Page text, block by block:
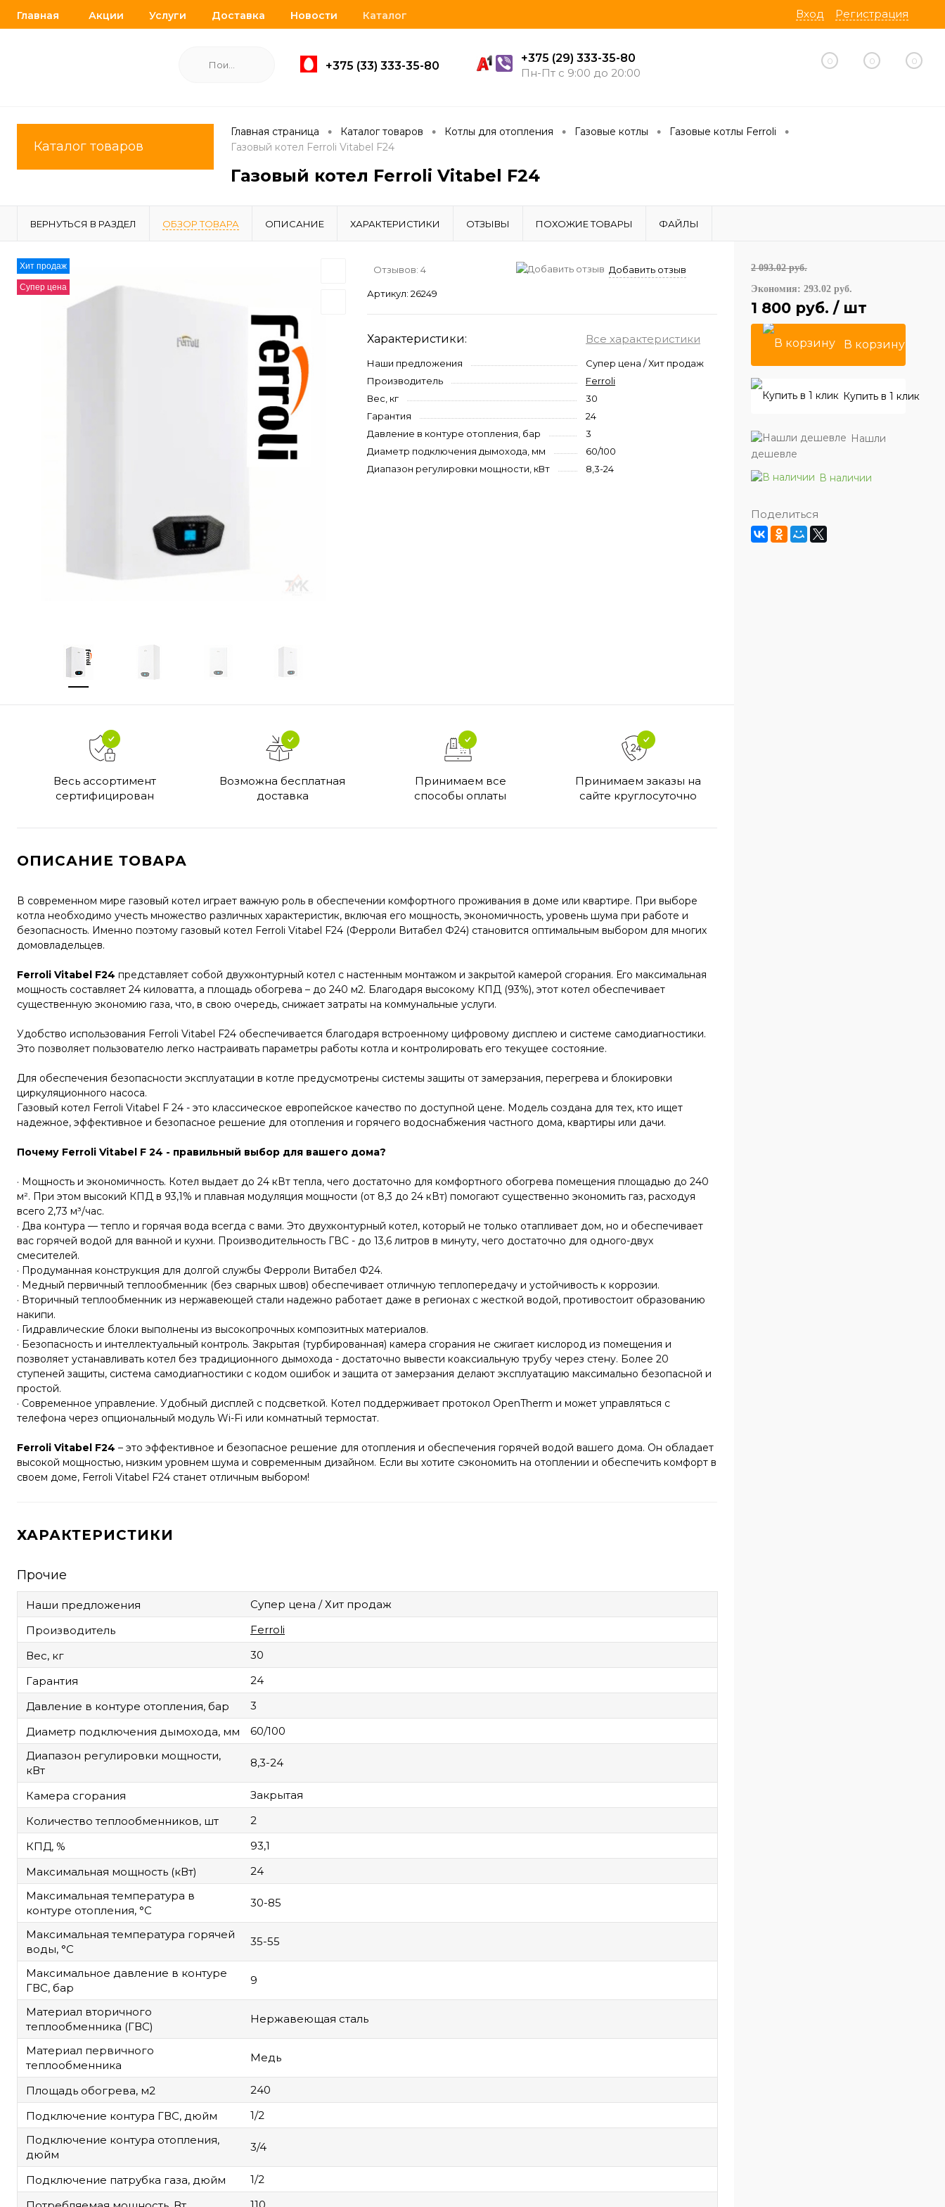
Главная Акции Услуги Доставка Новости Каталог Вход Регистрация
+375 (33) 333-35-80
+375 (29) 333-35-80
Пн-Пт с 9:00 до 20:00
0 0 0
Каталог товаров
Главная страница • Каталог товаров • Котлы для отопления • Газовые котлы • Газовые котлы Ferroli •
Газовый котел Ferroli Vitabel F24
Газовый котел Ferroli Vitabel F24
ВЕРНУТЬСЯ В РАЗДЕЛ ОБЗОР ТОВАРА ОПИСАНИЕ ХАРАКТЕРИСТИКИ ОТЗЫВЫ ПОХОЖИЕ ТОВАРЫ ФАЙЛЫ
Хит продаж
Супер цена
Отзывов: 4 Добавить отзыв
Артикул: 26249
Характеристики: Все характеристики
Наши предложения
Супер цена / Хит продаж
Производитель
Ferroli
Вес, кг
30
Гарантия
24
Давление в контуре отопления, бар
3
Диаметр подключения дымохода, мм
60/100
Диапазон регулировки мощности, кВт
8,3-24
Весь ассортимент
сертифицирован
Возможна бесплатная
доставка
Принимаем все
способы оплаты
Принимаем заказы на
сайте круглосуточно
ОПИСАНИЕ ТОВАРА
В современном мире газовый котел играет важную роль в обеспечении комфортного проживания в доме или квартире. При выборе
котла необходимо учесть множество различных характеристик, включая его мощность, экономичность, уровень шума при работе и
безопасность. Именно поэтому газовый котел Ferroli Vitabel F24 (Ферроли Витабел Ф24) становится оптимальным выбором для многих
домовладельцев.
Ferroli Vitabel F24 представляет собой двухконтурный котел с настенным монтажом и закрытой камерой сгорания. Его максимальная
мощность составляет 24 киловатта, а площадь обогрева – до 240 м2. Благодаря высокому КПД (93%), этот котел обеспечивает
существенную экономию газа, что, в свою очередь, снижает затраты на коммунальные услуги.
Удобство использования Ferroli Vitabel F24 обеспечивается благодаря встроенному цифровому дисплею и системе самодиагностики.
Это позволяет пользователю легко настраивать параметры работы котла и контролировать его текущее состояние.
Для обеспечения безопасности эксплуатации в котле предусмотрены системы защиты от замерзания, перегрева и блокировки
циркуляционного насоса.
Газовый котел Ferroli Vitabel F 24 - это классическое европейское качество по доступной цене. Модель создана для тех, кто ищет
надежное, эффективное и безопасное решение для отопления и горячего водоснабжения частного дома, квартиры или дачи.
Почему Ferroli Vitabel F 24 - правильный выбор для вашего дома?
· Мощность и экономичность. Котел выдает до 24 кВт тепла, чего достаточно для комфортного обогрева помещения площадью до 240
м². При этом высокий КПД в 93,1% и плавная модуляция мощности (от 8,3 до 24 кВт) помогают существенно экономить газ, расходуя
всего 2,73 м³/час.
· Два контура — тепло и горячая вода всегда с вами. Это двухконтурный котел, который не только отапливает дом, но и обеспечивает
вас горячей водой для ванной и кухни. Производительность ГВС - до 13,6 литров в минуту, чего достаточно для одного-двух
смесителей.
· Продуманная конструкция для долгой службы Ферроли Витабел Ф24.
· Медный первичный теплообменник (без сварных швов) обеспечивает отличную теплопередачу и устойчивость к коррозии.
· Вторичный теплообменник из нержавеющей стали надежно работает даже в регионах с жесткой водой, противостоит образованию
накипи.
· Гидравлические блоки выполнены из высокопрочных композитных материалов.
· Безопасность и интеллектуальный контроль. Закрытая (турбированная) камера сгорания не сжигает кислород из помещения и
позволяет устанавливать котел без традиционного дымохода - достаточно вывести коаксиальную трубу через стену. Более 20
ступеней защиты, система самодиагностики с кодом ошибок и защита от замерзания делают эксплуатацию максимально безопасной и
простой.
· Современное управление. Удобный дисплей с подсветкой. Котел поддерживает протокол OpenTherm и может управляться с
телефона через опциональный модуль Wi-Fi или комнатный термостат.
Ferroli Vitabel F24 – это эффективное и безопасное решение для отопления и обеспечения горячей водой вашего дома. Он обладает
высокой мощностью, низким уровнем шума и современным дизайном. Если вы хотите сэкономить на отоплении и обеспечить комфорт в
своем доме, Ferroli Vitabel F24 станет отличным выбором!
ХАРАКТЕРИСТИКИ
Прочие
Наши предложения
Супер цена / Хит продаж
Производитель
Ferroli
Вес, кг
30
Гарантия
24
Давление в контуре отопления, бар
3
Диаметр подключения дымохода, мм
60/100
Диапазон регулировки мощности,
кВт
8,3-24
Камера сгорания
Закрытая
Количество теплообменников, шт
2
КПД, %
93,1
Максимальная мощность (кВт)
24
Максимальная температура в
контуре отопления, °C
30-85
Максимальная температура горячей
воды, °C
35-55
Максимальное давление в контуре
ГВС, бар
9
Материал вторичного
теплообменника (ГВС)
Нержавеющая сталь
Материал первичного
теплообменника
Медь
Площадь обогрева, м2
240
Подключение контура ГВС, дюйм
1/2
Подключение контура отопления,
дюйм
3/4
Подключение патрубка газа, дюйм
1/2
2 093.02 руб.
Экономия: 293.02 руб.
1 800 руб. / шт
В корзину
Купить в 1 клик
Нашли
дешевле
В наличии
Поделиться